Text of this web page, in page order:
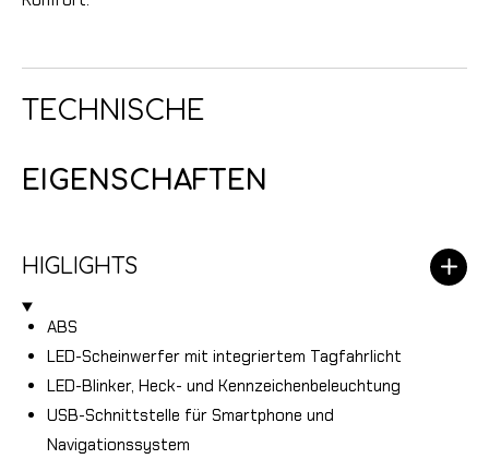
TECHNISCHE
EIGENSCHAFTEN
HIGLIGHTS
ABS
LED-Scheinwerfer mit integriertem Tagfahrlicht
LED-Blinker, Heck- und Kennzeichenbeleuchtung
USB-Schnittstelle für Smartphone und
Navigationssystem